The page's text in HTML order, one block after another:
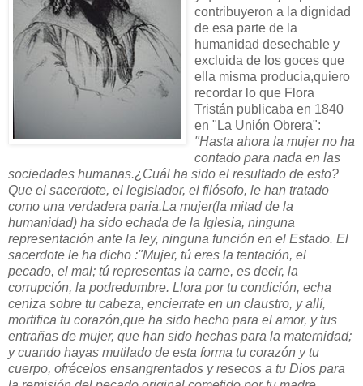
contribuyeron a la dignidad
de esa parte de la
humanidad desechable y
excluida de los goces que
ella misma producia,quiero
recordar lo que Flora
Tristán publicaba en 1840
en "La Unión Obrera":
"Hasta ahora la mujer no ha
contado para nada en las
sociedades humanas.¿Cuál ha sido el resultado de esto?
Que el sacerdote, el legislador, el filósofo, le han tratado
como una verdadera paria.La mujer(la mitad de la
humanidad) ha sido echada de la Iglesia, ninguna
representación ante la ley, ninguna función en el Estado. El
sacerdote le ha dicho :"Mujer, tú eres la tentación, el
pecado, el mal; tú representas la carne, es decir, la
corrupción, la podredumbre. Llora por tu condición, echa
ceniza sobre tu cabeza, encierrate en un claustro, y allí,
mortifica tu corazón,que ha sido hecho para el amor, y tus
entrañas de mujer, que han sido hechas para la maternidad;
y cuando hayas mutilado de esta forma tu corazón y tu
cuerpo, ofrécelos ensangrentados y resecos a tu Dios para